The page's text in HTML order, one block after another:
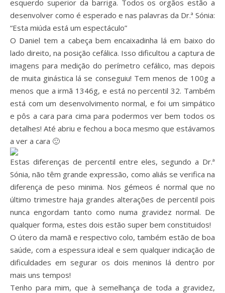
esquerdo superior da barriga. Todos os orgãos estão a
desenvolver como é esperado e nas palavras da Dr.ª Sónia:
“Esta miúda está um espectáculo”
O Daniel tem a cabeça bem encaixadinha lá em baixo do
lado direito, na posição cefálica. Isso dificultou a captura de
imagens para medição do perímetro cefálico, mas depois
de muita ginástica lá se conseguiu! Tem menos de 100g a
menos que a irmã 1346g, e está no percentil 32. Também
está com um desenvolvimento normal, e foi um simpático
e pôs a cara para cima para podermos ver bem todos os
detalhes! Até abriu e fechou a boca mesmo que estávamos
a ver a cara 🙂
Estas diferenças de percentil entre eles, segundo a Dr.ª
Sónia, não têm grande expressão, como aliás se verifica na
diferença de peso minima. Nos gémeos é normal que no
último trimestre haja grandes alterações de percentil pois
nunca engordam tanto como numa gravidez normal. De
qualquer forma, estes dois estão super bem constituidos!
O útero da mamã e respectivo colo, também estão de boa
saúde, com a espessura ideal e sem qualquer indicação de
dificuldades em segurar os dois meninos lá dentro por
mais uns tempos!
Tenho para mim, que à semelhança de toda a gravidez,